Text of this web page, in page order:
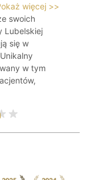
więcej >>
swoich
Lubelskiej
się w
w tym